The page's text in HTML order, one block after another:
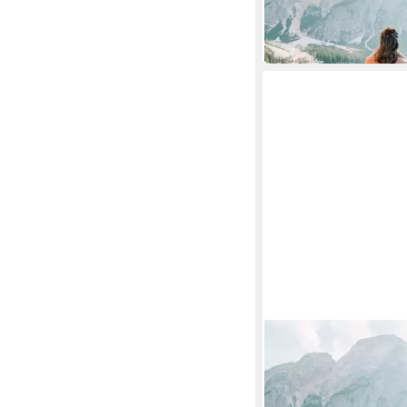
149,00 € UVP 179,00 €
-17%
in 2-3 Werktagen bei dir
Plaid CANYON
130 x 200 cm
B/L
149,00 € UVP 179,00 €